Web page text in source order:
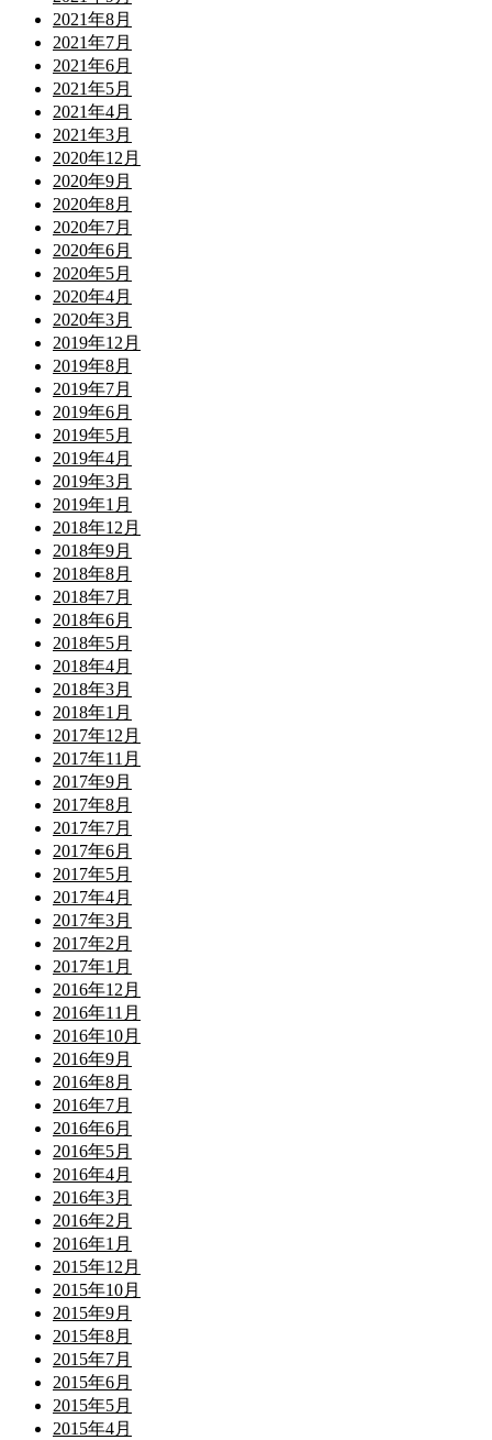
2021年8月
2021年7月
2021年6月
2021年5月
2021年4月
2021年3月
2020年12月
2020年9月
2020年8月
2020年7月
2020年6月
2020年5月
2020年4月
2020年3月
2019年12月
2019年8月
2019年7月
2019年6月
2019年5月
2019年4月
2019年3月
2019年1月
2018年12月
2018年9月
2018年8月
2018年7月
2018年6月
2018年5月
2018年4月
2018年3月
2018年1月
2017年12月
2017年11月
2017年9月
2017年8月
2017年7月
2017年6月
2017年5月
2017年4月
2017年3月
2017年2月
2017年1月
2016年12月
2016年11月
2016年10月
2016年9月
2016年8月
2016年7月
2016年6月
2016年5月
2016年4月
2016年3月
2016年2月
2016年1月
2015年12月
2015年10月
2015年9月
2015年8月
2015年7月
2015年6月
2015年5月
2015年4月